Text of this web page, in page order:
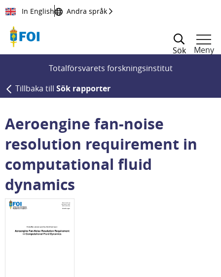
Till innehållet
In English Andra språk
Sök
Meny
Totalförsvarets forskningsinstitut
Tillbaka till Sök rapporter
Aeroengine fan-noise
resolution requirement in
computational fluid
dynamics